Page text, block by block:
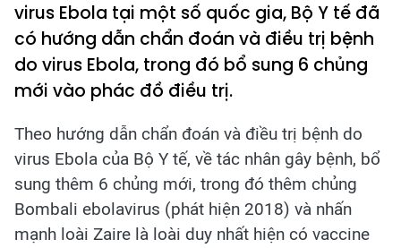
virus Ebola tại một số quốc gia, Bộ Y tế đã
có hướng dẫn chẩn đoán và điều trị bệnh
do virus Ebola, trong đó bổ sung 6 chủng
mới vào phác đồ điều trị.
Theo hướng dẫn chẩn đoán và điều trị bệnh do
virus Ebola của Bộ Y tế, về tác nhân gây bệnh, bổ
sung thêm 6 chủng mới, trong đó thêm chủng
Bombali ebolavirus (phát hiện 2018) và nhấn
mạnh loài Zaire là loài duy nhất hiện có vaccine